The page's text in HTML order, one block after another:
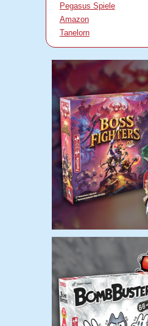
Pegasus Spiele
Amazon
Tanelorn